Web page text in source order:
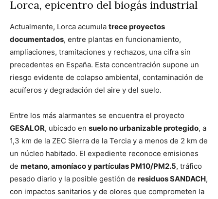
Lorca, epicentro del biogás industrial
Actualmente, Lorca acumula trece proyectos
documentados, entre plantas en funcionamiento,
ampliaciones, tramitaciones y rechazos, una cifra sin
precedentes en España. Esta concentración supone un
riesgo evidente de colapso ambiental, contaminación de
acuíferos y degradación del aire y del suelo.
Entre los más alarmantes se encuentra el proyecto
GESALOR, ubicado en suelo no urbanizable protegido, a
1,3 km de la ZEC Sierra de la Tercia y a menos de 2 km de
un núcleo habitado. El expediente reconoce emisiones
de metano, amoníaco y partículas PM10/PM2.5, tráfico
pesado diario y la posible gestión de residuos SANDACH,
con impactos sanitarios y de olores que comprometen la